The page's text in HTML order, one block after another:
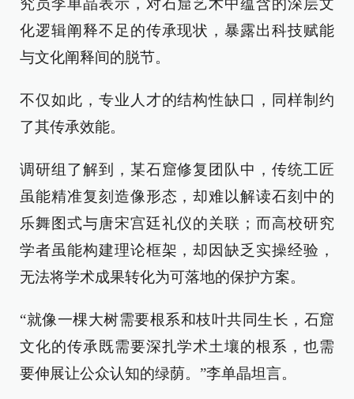
究员李单晶表示，对石窟艺术中蕴含的深层文
化逻辑阐释不足的传承现状，暴露出科技赋能
与文化阐释间的脱节。
不仅如此，专业人才的结构性缺口，同样制约
了其传承效能。
调研组了解到，某石窟修复团队中，传统工匠
虽能精准复刻造像形态，却难以解读石刻中的
乐舞图式与唐宋宫廷礼仪的关联；而高校研究
学者虽能构建理论框架，却因缺乏实操经验，
无法将学术成果转化为可落地的保护方案。
“就像一棵大树需要根系和枝叶共同生长，石窟
文化的传承既需要深扎学术土壤的根系，也需
要伸展让公众认知的绿荫。”李单晶坦言。